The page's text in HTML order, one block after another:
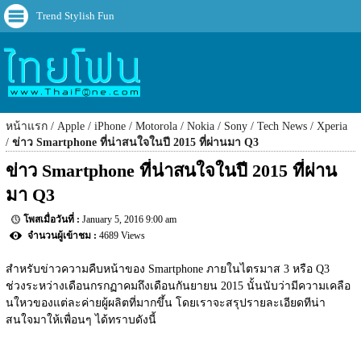
Trend Stylish Fun
หน้าแรก Apple iPhone Motorola Nokia Sony Tech News
Xperia
ข่าว Smartphone ที่น่าสนใจในปี 2015 ที่ผ่านมา Q3
ข่าว Smartphone ที่น่าสนใจในปี 2015 ที่ผ่าน
มา Q3
January 5, 2016 9:00 am
4689 Views
สำหรับข่าวความคืบหน้าของ Smartphone ภายในไตรมาส 3 หรือ Q3
ช่วงระหว่างเดือนกรกฏาคมถึงเดือนกันยายน 2015 นั้นนับว่ามีความเคลือ
นใหวของแต่ละค่ายผู้ผลิตที่มากขึ้น โดยเราจะสรุปรายละเอียดทีน่า
สนใจมาให้เพื่อนๆ ได้ทราบดังนี้